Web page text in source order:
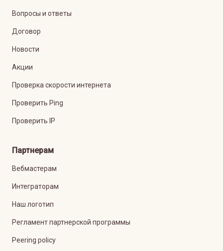
Вопросы и ответы
Договор
Новости
Акции
Проверка скорости интернета
Проверить Ping
Проверить IP
Партнерам
Вебмастерам
Интеграторам
Наш логотип
Регламент партнерской программы
Peering policy